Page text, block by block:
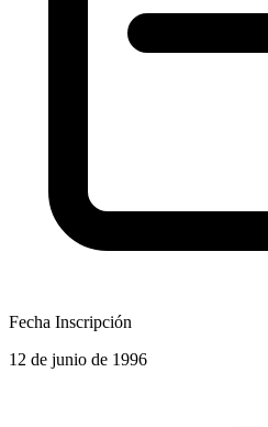
Fecha Inscripción
12 de junio de 1996